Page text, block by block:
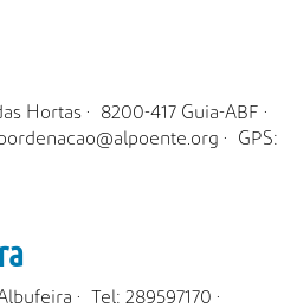
Hortas · 8200-417 Guia-ABF ·
· GPS:
· Tel: 289597170 ·